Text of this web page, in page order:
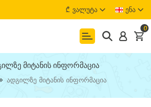
₾ Ვალუტა Ენა
0
Მიტანის Ინფორმაცია
Ადგილზე Მიტანის Ინფორმაცია